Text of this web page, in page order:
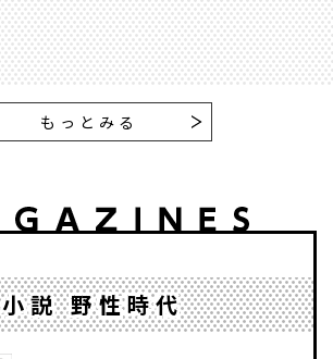
もっとみる
小説 野性時代